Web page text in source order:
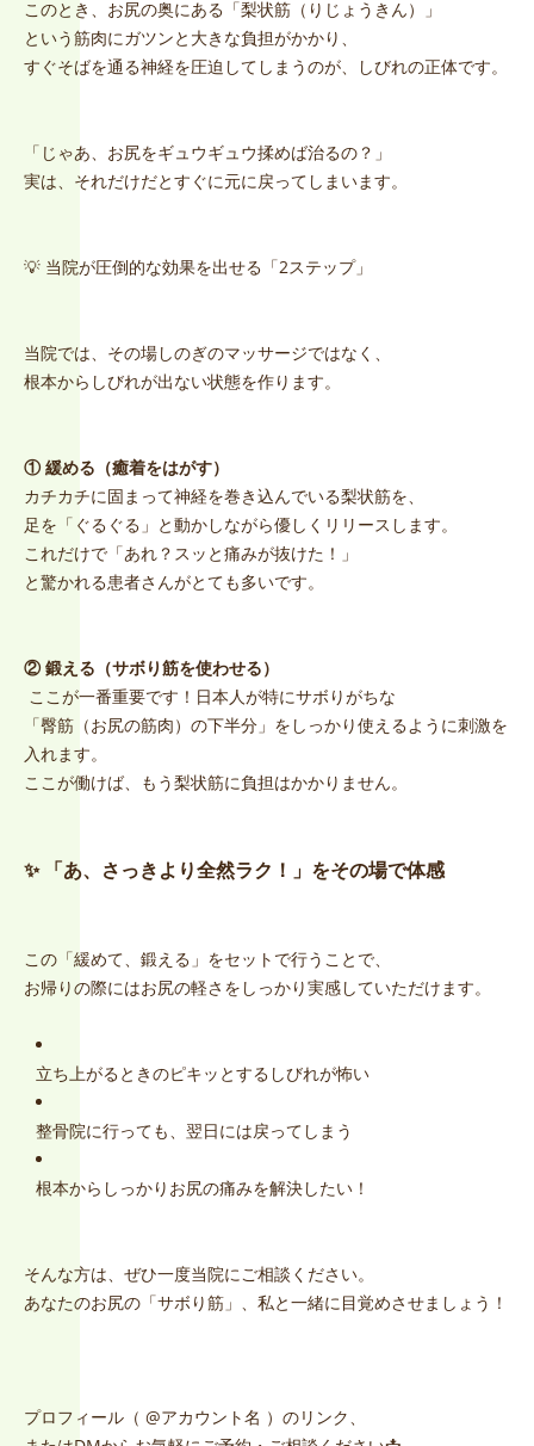
このとき、お尻の奥にある「梨状筋（りじょうきん）」
という筋肉にガツンと大きな負担がかかり、
すぐそばを通る神経を圧迫してしまうのが、しびれの正体です。
「じゃあ、お尻をギュウギュウ揉めば治るの？」
実は、それだけだとすぐに元に戻ってしまいます。
💡 当院が圧倒的な効果を出せる「2ステップ」
当院では、その場しのぎのマッサージではなく、
根本からしびれが出ない状態を作ります。
① 緩める（癒着をはがす）
カチカチに固まって神経を巻き込んでいる梨状筋を、
足を「ぐるぐる」と動かしながら優しくリリースします。
これだけで「あれ？スッと痛みが抜けた！」
と驚かれる患者さんがとても多いです。
② 鍛える（サボり筋を使わせる）
ここが一番重要です！日本人が特にサボりがちな
「臀筋（お尻の筋肉）の下半分」をしっかり使えるように刺激を
入れます。
ここが働けば、もう梨状筋に負担はかかりません。
✨ 「あ、さっきより全然ラク！」をその場で体感
この「緩めて、鍛える」をセットで行うことで、
お帰りの際にはお尻の軽さをしっかり実感していただけます。
立ち上がるときのピキッとするしびれが怖い
整骨院に行っても、翌日には戻ってしまう
根本からしっかりお尻の痛みを解決したい！
そんな方は、ぜひ一度当院にご相談ください。
あなたのお尻の「サボり筋」、私と一緒に目覚めさせましょう！
プロフィール（ @アカウント名 ）のリンク、